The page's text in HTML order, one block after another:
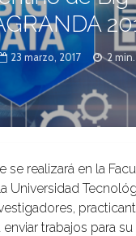
23 marzo, 2017 2 min.
se realizará en la
Universidad
enviar trabajos para